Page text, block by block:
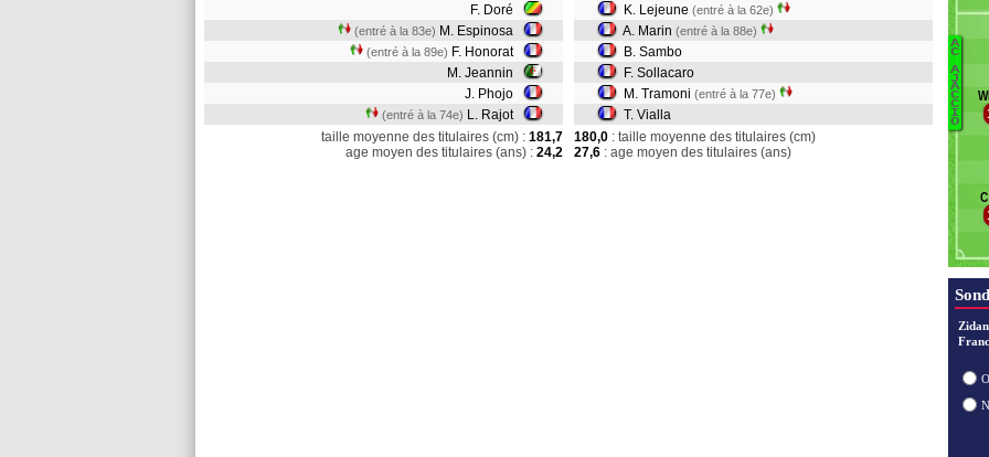
F. Doré
(entré à la 83e) M. Espinosa
(entré à la 89e) F. Honorat
M. Jeannin
J. Phojo
(entré à la 74e) L. Rajot
K. Lejeune (entré à la 62e)
A. Marin (entré à la 88e)
B. Sambo
F. Sollacaro
M. Tramoni (entré à la 77e)
T. Vialla
taille moyenne des titulaires (cm) : 181,7
age moyen des titulaires (ans) : 24,2
180,0 : taille moyenne des titulaires (cm)
27,6 : age moyen des titulaires (ans)
A
C
A
J
A
C
C
I
O